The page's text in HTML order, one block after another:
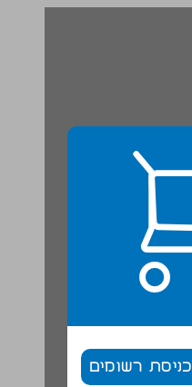
כניסת רשומים